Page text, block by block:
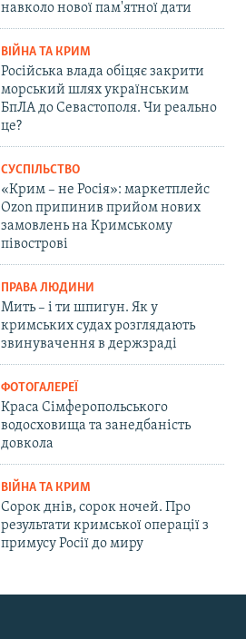
навколо нової пам'ятної дати
ВІЙНА ТА КРИМ
Російська влада обіцяє закрити
морський шлях українським
БпЛА до Севастополя. Чи реально
це?
СУСПІЛЬСТВО
«Крим – не Росія»: маркетплейс
Ozon припинив прийом нових
замовлень на Кримському
півострові
ПРАВА ЛЮДИНИ
Мить – і ти шпигун. Як у
кримських судах розглядають
звинувачення в держзраді
ФОТОГАЛЕРЕЇ
Краса Сімферопольського
водосховища та занедбаність
довкола
ВІЙНА ТА КРИМ
Сорок днів, сорок ночей. Про
результати кримської операції з
примусу Росії до миру